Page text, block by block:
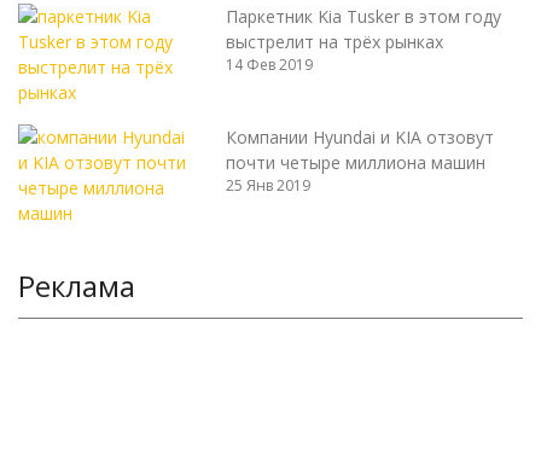
Паркетник Kia Tusker в этом году
выстрелит на трёх рынках
14 Фев 2019
Компании Hyundai и KIA отзовут
почти четыре миллиона машин
25 Янв 2019
Реклама